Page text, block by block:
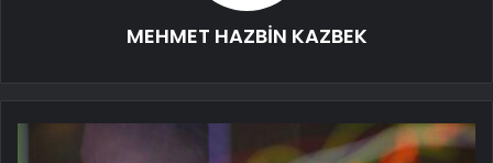
MEHMET HAZBİN KAZBEK